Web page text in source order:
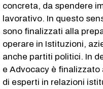
concreta, da spendere
lavorativo. In questo
sono finalizzati alla
operare in Istituzioni,
anche partiti politici. In
e Advocacy è
di esperti in relazioni